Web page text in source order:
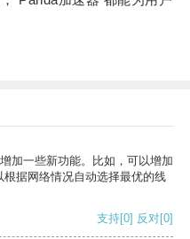
加一些新功能。比如，可以增加
据网络情况自动选择最优的线
支持[0] 反对[0]